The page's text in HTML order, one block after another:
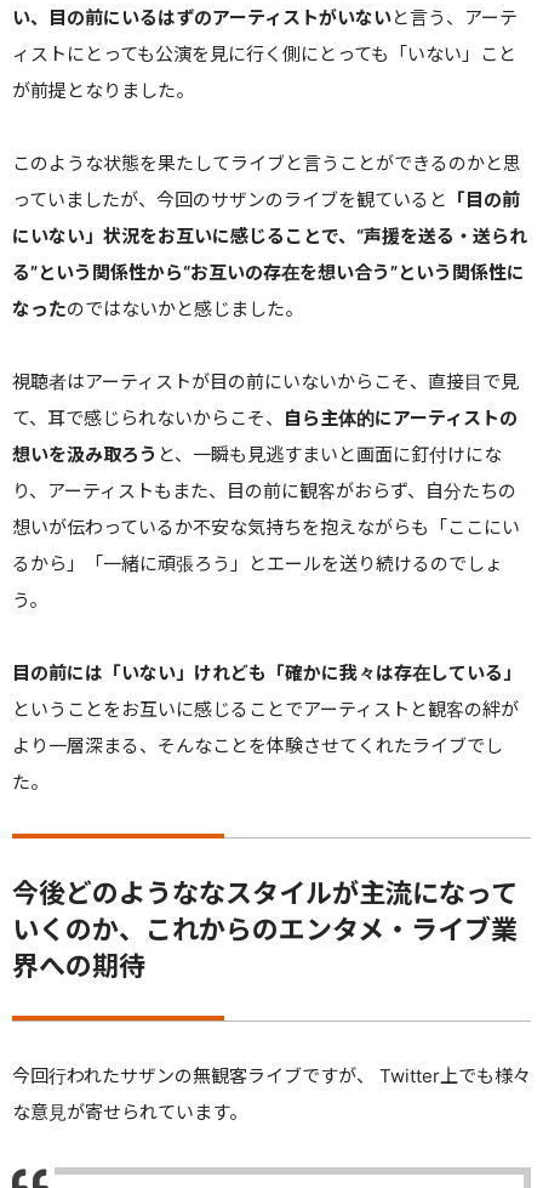
い、目の前にいるはずのアーティストがいないと言う、アーテ
ィストにとっても公演を見に行く側にとっても「いない」こと
が前提となりました。
このような状態を果たしてライブと言うことができるのかと思
っていましたが、今回のサザンのライブを観ていると 「目の前
にいない」状況をお互いに感じることで、“声援を送る・送られ
る”という関係性から“お互いの存在を想い合う”という関係性に
なったのではないかと感じました。
視聴者はアーティストが目の前にいないからこそ、直接目で見
て、耳で感じられないからこそ、
自ら主体的にアーティストの
想いを汲み取ろう と、一瞬も見逃すまいと画面に釘付けにな
り、アーティストもまた、目の前に観客がおらず、自分たちの
想いが伝わっているか不安な気持ちを抱えながらも「ここにい
るから」「一緒に頑張ろう」とエールを送り続けるのでしょ
う。
目の前には「いない」けれども「確かに我々は存在している」
ということをお互いに感じることでアーティストと観客の絆が
より一層深まる、そんなことを体験させてくれたライブでし
た。
今後どのようななスタイルが主流になって
いくのか、これからのエンタメ・ライブ業
界への期待
今回行われたサザンの無観客ライブですが、 Twitter上でも様々
な意見が寄せられています。